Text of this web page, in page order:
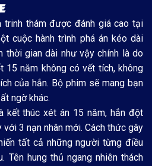
trinh thám được đánh giá cao tại
cuộc hành trình phá án kéo dài
thời gian dài như vậy chính là do
15 năm không có vết tích, không
của hắn. Bộ phim sẽ mang bạn
ngờ khác.
kết thúc xét án 15 năm, hắn đột
3 nạn nhân mới. Cách thức gây
tất cả những người từng điều
Tên hung thủ ngang nhiên thách